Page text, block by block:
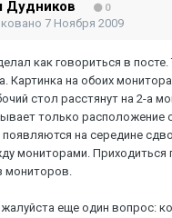
Дудников 0
7 Ноября 2009
как говориться в
Картинка на обоих
стол расстянут на 2-а
только расположение
на середине
мониторами. Приходиться
мониторов.
еще один вопрос: